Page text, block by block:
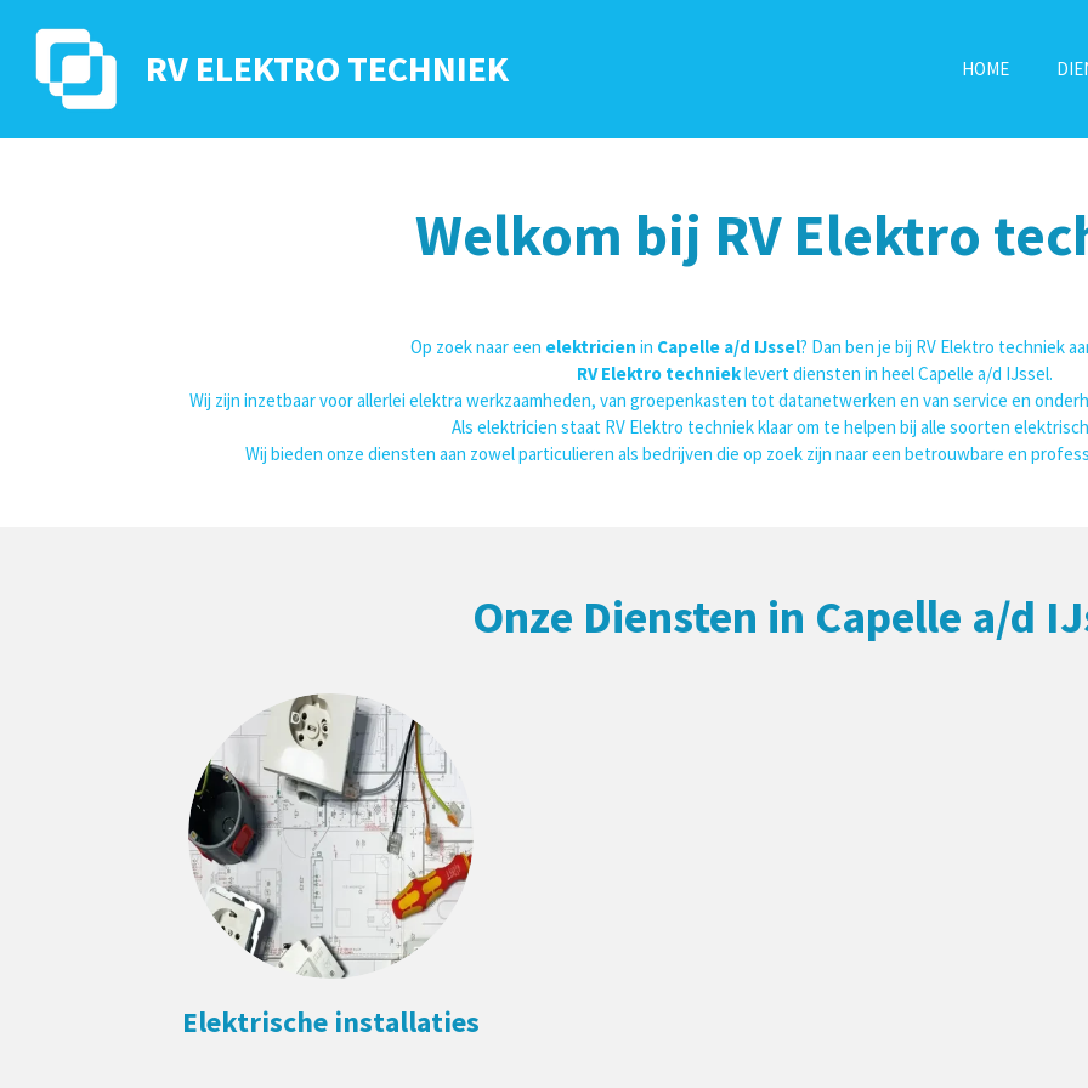
direct
naar
RV ELEKTRO TECHNIEK HOME
Welkom bij RV Elektro
Op zoek naar een elektricien in Capelle a/d IJssel? Dan ben je bij RV Elektro techniek
RV Elektro technieklevert diensten in heel Capelle a/d IJssel.
Wij zijn inzetbaar voor allerlei elektra werkzaamheden, van groepenkasten tot datanetwerken en van service en
Als elektricien staat RV Elektro techniek klaar om te helpen bij alle soorten
Wij bieden onze diensten aan zowel particulieren als bedrijven die op zoek zijn naar een betrouwbare en
Onze Diensten in Capelle a/d
Elektrische installaties